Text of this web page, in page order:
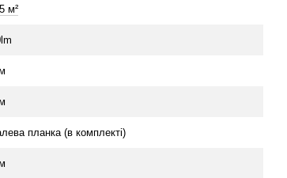
м²
планка (в комплекті)